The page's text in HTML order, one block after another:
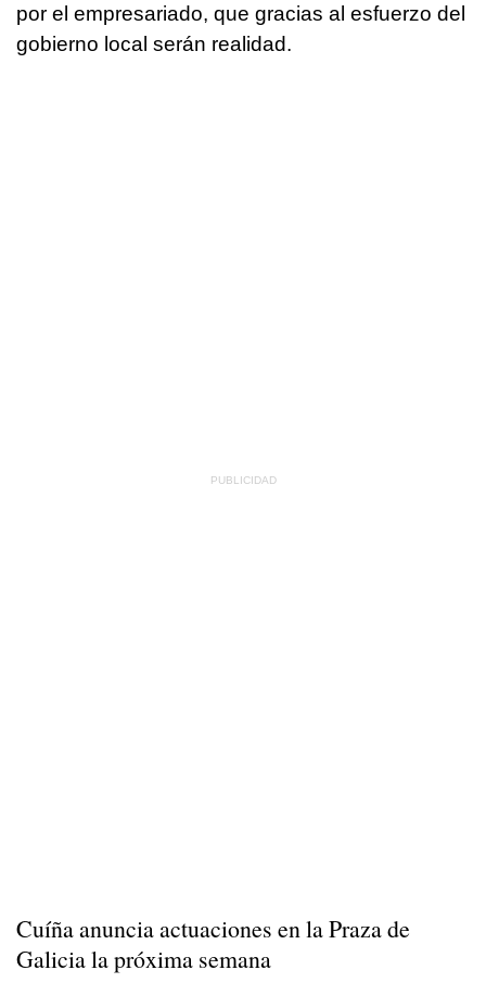
por el empresariado, que gracias al esfuerzo del
gobierno local serán realidad.
Cuíña anuncia actuaciones en la Praza de
Galicia la próxima semana